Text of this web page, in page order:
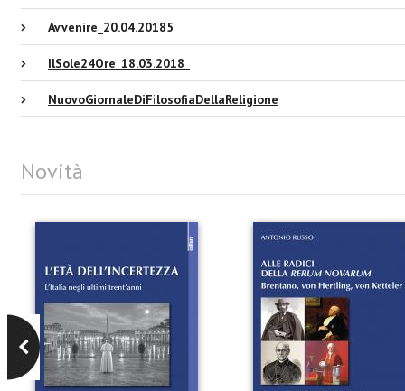
Avvenire_20.04.20185
IlSole24Ore_18.03.2018_
NuovoGiornaleDiFilosofiaDellaReligione
Novità